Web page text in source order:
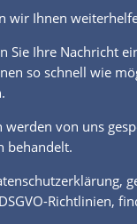
wir Ihnen
Sie Ihre Nachricht
so schnell wie
werden von uns
behandelt.
Richtlinien,